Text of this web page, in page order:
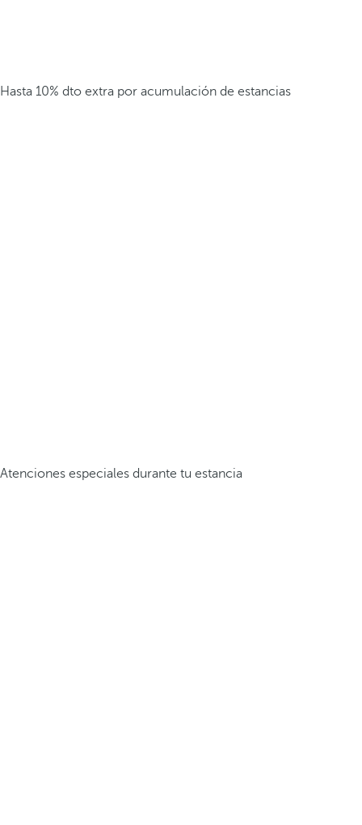
Hasta 10% dto extra por acumulación de estancias
Atenciones especiales durante tu estancia